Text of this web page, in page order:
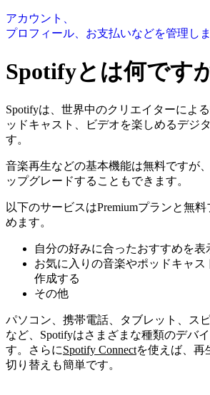
アカウント、
プロフィール、お支払いなどを管理しま
Spotifyとは何です
Spotifyは、世界中のクリエイターによ
ッドキャスト、ビデオを楽しめるデジ
す。
音楽再生などの基本機能は無料ですが
ップグレードすることもできます。
以下のサービスはPremiumプランと無
めます。
自分の好みに合ったおすすめを表
お気に入りの音楽やポッドキャス
作成する
その他
パソコン、携帯電話、タブレット、ス
など、Spotifyはさまざまな種類のデバ
す。さらにSpotify Connectを使えば、再
切り替えも簡単です。